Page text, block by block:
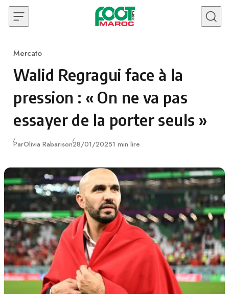
Skip to content
Category
Mercato
Walid Regragui face à la
pression : « On ne va pas
essayer de la porter seuls »
ParOlivia RabarisonPublié
28/01/20251 min lire